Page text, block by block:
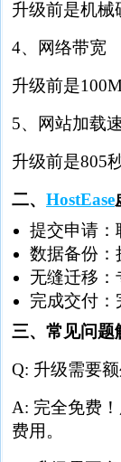
升级前是机械
4、网络带宽
升级前是
5、网站加载
升级前是805
二、 HostEase
提交申请：
数据备份：
无缝迁移
完成交付
三、常见问题
Q: 升级需要
A: 完全免费
费用。